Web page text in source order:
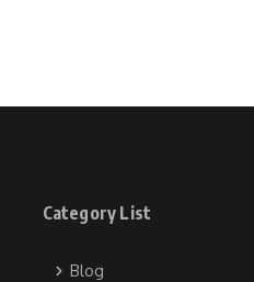
Category List
Blog